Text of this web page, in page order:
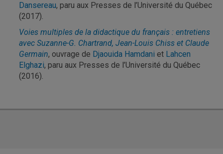
Dansereau, paru aux Presses de l’Université du Québec
(2017).
Voies multiples de la didactique du français : entretiens
avec Suzanne-G. Chartrand, Jean-Louis Chiss et Claude
Germain, ouvrage de Djaouida Hamdani et Lahcen
Elghazi, paru aux Presses de l’Université du Québec
(2016).